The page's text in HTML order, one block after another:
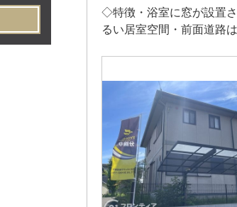
◇特徴・浴室に窓が設置
るい居室空間・前面道路